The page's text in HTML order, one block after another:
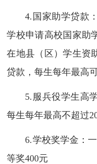
4.国家助学贷款
学校申请高校国家助
在地县（区）学生资
贷款，每生每年最高
5.服兵役学生高
每生每年最高不超过
6.学校奖学金：
等奖400元